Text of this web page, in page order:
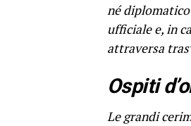
né
ufficiale e, in
attraversa
Ospiti
Le grandi